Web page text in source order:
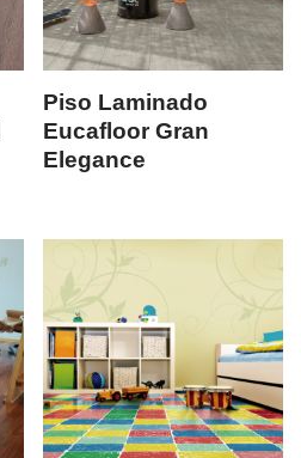
Piso Laminado
Eucafloor Gran
Elegance